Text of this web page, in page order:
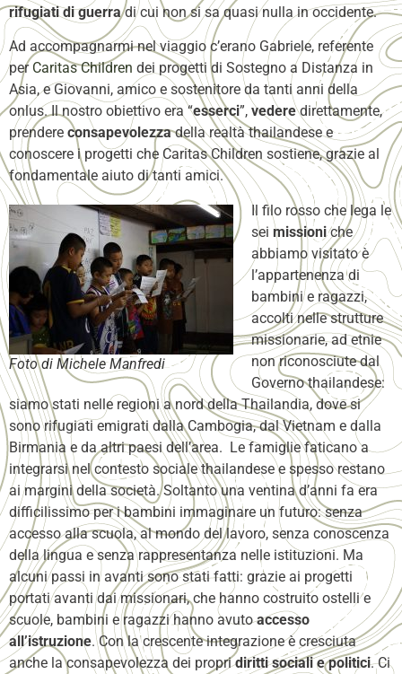
rifugiati di guerradi cui non si sa quasi nulla in occidente.
Ad accompagnarmi nel viaggio c’erano Gabriele, referente
per Caritas Children dei progetti di Sostegno a Distanza in
Asia, e Giovanni, amico e sostenitore da tanti anni della
onlus. Il nostro obiettivo era “esserci”, vederedirettamente,
prendere consapevolezzadella realtà thailandese e
conoscere i progetti che Caritas Children sostiene, grazie al
fondamentale aiuto di tanti amici.
Foto di Michele Manfredi
Il filo rosso che lega le
sei missioniche
abbiamo visitato è
l’appartenenza di
bambini e ragazzi,
accolti nelle strutture
missionarie, ad etnie
non riconosciute dal
Governo thailandese:
siamo stati nelle regioni a nord della Thailandia, dove si
sono rifugiati emigrati dalla Cambogia, dal Vietnam e dalla
Birmania e da altri paesi dell’area. Le famiglie faticano a
integrarsi nel contesto sociale thailandese e spesso restano
ai margini della società. Soltanto una ventina d’anni fa era
difficilissimo per i bambini immaginare un futuro: senza
accesso alla scuola, al mondo del lavoro, senza conoscenza
della lingua e senza rappresentanza nelle istituzioni. Ma
alcuni passi in avanti sono stati fatti: grazie ai progetti
portati avanti dai missionari, che hanno costruito ostelli e
scuole, bambini e ragazzi hanno avutoaccesso
all’istruzione. Con la crescente integrazione è cresciuta
anche la consapevolezza dei propridiritti sociali e politici. Ci